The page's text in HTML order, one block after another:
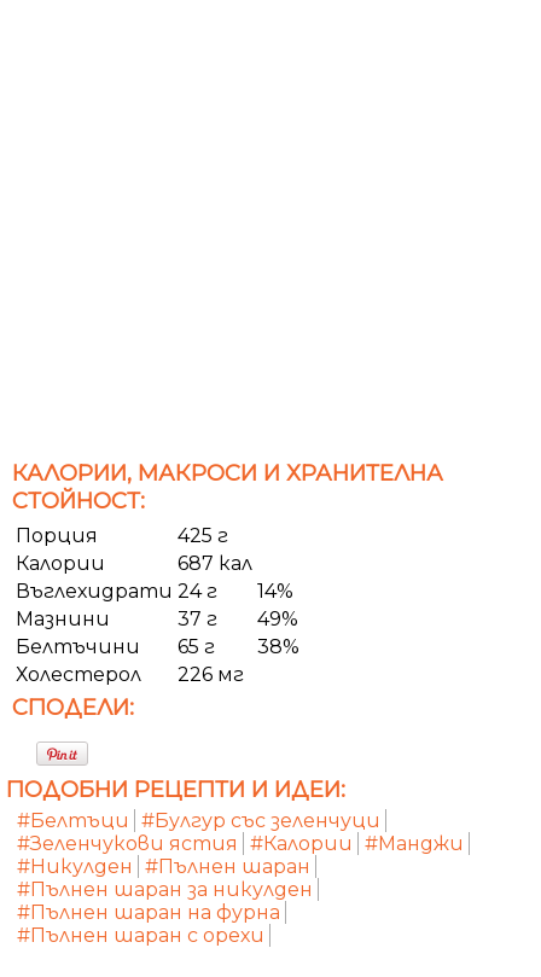
КАЛОРИИ, МАКРОСИ И ХРАНИТЕЛНА
СТОЙНОСТ:
Порция
425 г
Калории
687 кал
Въглехидрати 24 г
14%
Мазнини
37 г
49%
Белтъчини
65 г
38%
Холестерол
226 мг
СПОДЕЛИ:
ПОДОБНИ РЕЦЕПТИ И ИДЕИ:
#Белтъци
#Булгур със зеленчуци
#Зеленчукови ястия
#Калории
#Манджи
#Никулден
#Пълнен шаран
#Пълнен шаран за никулден
#Пълнен шаран на фурна
#Пълнен шаран с орехи